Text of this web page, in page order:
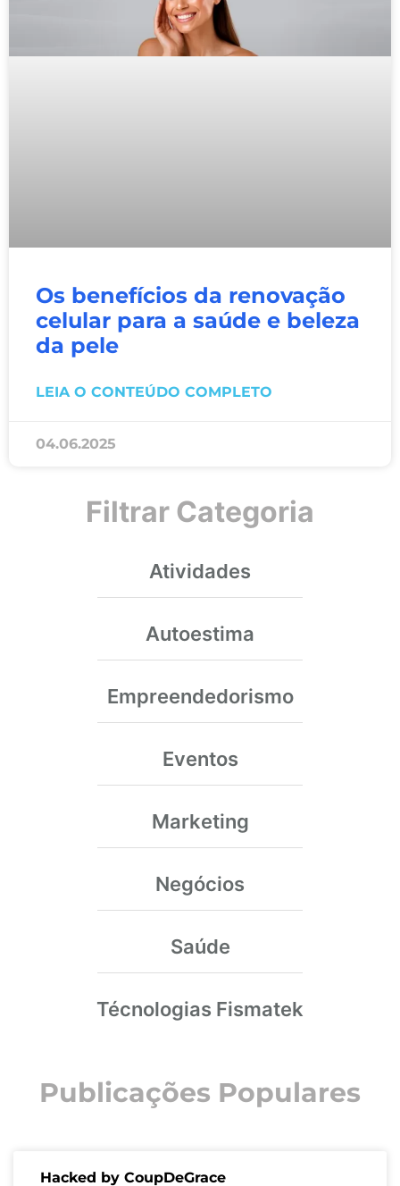
Os benefícios da renovação
celular para a saúde e beleza
da pele
LEIA O CONTEÚDO COMPLETO
04.06.2025
Filtrar Categoria
Atividades
Autoestima
Empreendedorismo
Eventos
Marketing
Negócios
Saúde
Técnologias Fismatek
Publicações Populares
Hacked by CoupDeGrace